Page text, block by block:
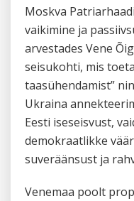
Moskva
vaikimine ja
arvestades Vene
seisukohti, mis
taasühendamist”
Ukraina
Eesti iseseisvust,
demokraatlikke
suveräänsust ja
Venemaa poolt